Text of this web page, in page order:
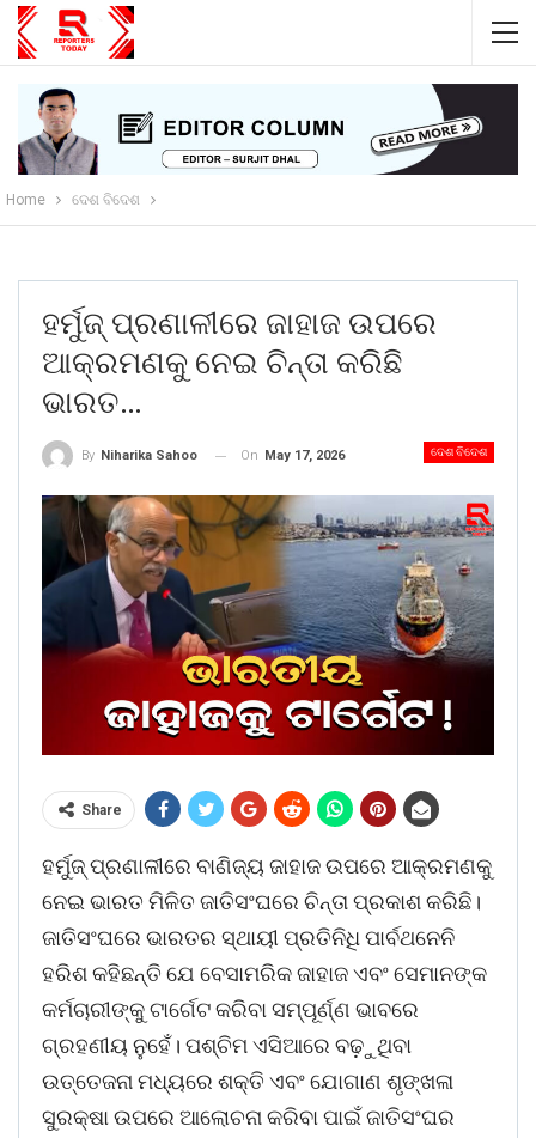
Home ଦେଶ ବିଦେଶ
ହର୍ମୁଜ୍ ପ୍ରଣାଳୀରେ ଜାହାଜ ଉପରେ
ଆକ୍ରମଣକୁ ନେଇ ଚିନ୍ତା କରିଛି
ଭାରତ…
ଦେଶ ବିଦେଶ
By Niharika Sahoo On May 17, 2026
Share
ହର୍ମୁଜ୍ ପ୍ରଣାଳୀରେ ବାଣିଜ୍ୟ ଜାହାଜ ଉପରେ ଆକ୍ରମଣକୁ
ନେଇ ଭାରତ ମିଳିତ ଜାତିସଂଘରେ ଚିନ୍ତା ପ୍ରକାଶ କରିଛି।
ଜାତିସଂଘରେ ଭାରତର ସ୍ଥାୟୀ ପ୍ରତିନିଧି ପାର୍ବଥନେନି
ହରିଶ କହିଛନ୍ତି ଯେ ବେସାମରିକ ଜାହାଜ ଏବଂ ସେମାନଙ୍କ
କର୍ମଚାରୀଙ୍କୁ ଟାର୍ଗେଟ କରିବା ସମ୍ପୂର୍ଣ୍ଣ ଭାବରେ
ଗ୍ରହଣୀୟ ନୁହେଁ। ପଶ୍ଚିମ ଏସିଆରେ ବଢ଼ୁଥିବା
ଉତ୍ତେଜନା ମଧ୍ୟରେ ଶକ୍ତି ଏବଂ ଯୋଗାଣ ଶୃଙ୍ଖଳା
ସୁରକ୍ଷା ଉପରେ ଆଲୋଚନା କରିବା ପାଇଁ ଜାତିସଂଘର